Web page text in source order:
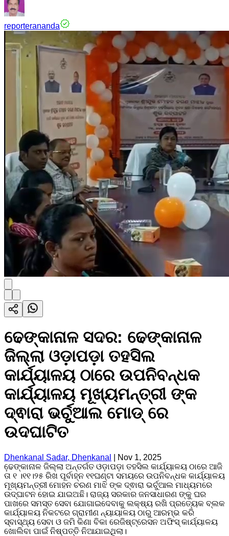
reporterananda
ଢେଙ୍କାନାଳ ସଦର: ଢେଙ୍କାନାଳ
ଜିଲ୍ଲା ଓଡ଼ାପଡ଼ା ତହସିଲ
କାର୍ଯ୍ୟାଳୟ ଠାରେ ଉପନିବନ୍ଧକ
କାର୍ଯ୍ୟାଳୟ ମୂଖ୍ୟମନ୍ତ୍ରୀ ଙ୍କ
ଦ୍ଵାରା ଭର୍ଚୁଆଲ ମୋଡ୍ ରେ
ଉଦଘାଟିତ
Dhenkanal Sadar, Dhenkanal
Nov 1, 2025
ଢେ଼ଙ୍କାନାଳ ଜିଲ୍ଲା ଅନ୍ତର୍ଗତ ଓଡ଼ାପଡ଼ା ତହସିଲ କାର୍ଯ୍ୟାଳୟ ଠାରେ ଆଜି
ତା ୧ ।୧୧।୨୫ ରିଖ ପୂର୍ବାହ୍ନ ୧୧ଘଣ୍ଟା ସମୟରେ ଉପନିବନ୍ଧକ କାର୍ଯ୍ୟାଳୟ
ମୂଖ୍ୟମନ୍ତ୍ରୀ ମୋହନ ଚରଣ ମାଝି ଙ୍କ ଦ୍ଵାରା ଭର୍ଚୁଆଲ ମାଧ୍ୟମରେ
ଉଦ୍ଘାଟନ ହୋଇ ଯାଇଅଛି। ରାଜ୍ୟ ସରକାର ଜନସାଧାରଣ ଙ୍କୁ ଘର
ପାଖରେ ସମସ୍ତ ସେବା ଯୋଗାଇଦେବାକୁ ଲକ୍ଷ୍ୟ ରଖି ପ୍ରତ୍ୟେକ ବ୍ଲକ
କାର୍ଯ୍ୟାଳୟ ନିକଟରେ ଗ୍ରାମୀଣ ନ୍ୟାୟାଳୟ ଠାରୁ ଆରମ୍ଭ କରି
ସ୍ବାସ୍ଥ୍ୟ ସେବା ଓ ଜମି କିଣା ବିକା ରେଜିଷ୍ଟ୍ରେସନ ଅଫିସ୍ କାର୍ଯ୍ୟାଳୟ
ଖୋଲିବା ପାଇଁ ନିଷ୍ପତ୍ତି ନିଆଯାଇଥିଲା।